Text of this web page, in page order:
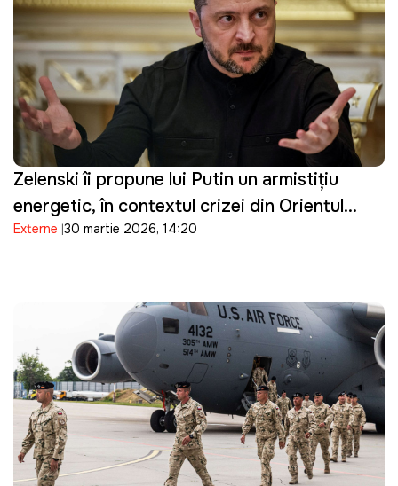
Zelenski îi propune lui Putin un armistițiu
energetic, în contextul crizei din Orientul
Mijlociu: "Suntem pregătiți"
Externe 30 martie 2026, 14:20